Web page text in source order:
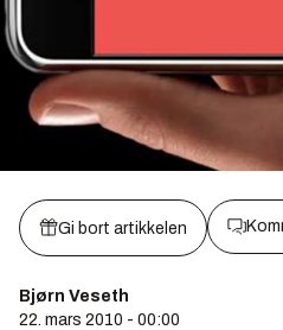
Gi bort artikkelen
Bjørn Veseth
22. mars 2010 - 00:00